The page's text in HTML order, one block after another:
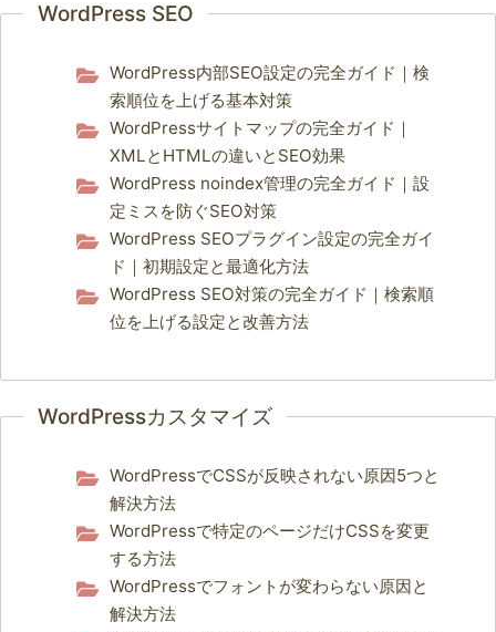
WordPress SEO
WordPress内部SEO設定の完全ガイド｜検
索順位を上げる基本対策
WordPressサイトマップの完全ガイド｜
XMLとHTMLの違いとSEO効果
WordPress noindex管理の完全ガイド｜設
定ミスを防ぐSEO対策
WordPress SEOプラグイン設定の完全ガイ
ド｜初期設定と最適化方法
WordPress SEO対策の完全ガイド｜検索順
位を上げる設定と改善方法
WordPressカスタマイズ
WordPressでCSSが反映されない原因5つと
解決方法
WordPressで特定のページだけCSSを変更
する方法
WordPressでフォントが変わらない原因と
解決方法